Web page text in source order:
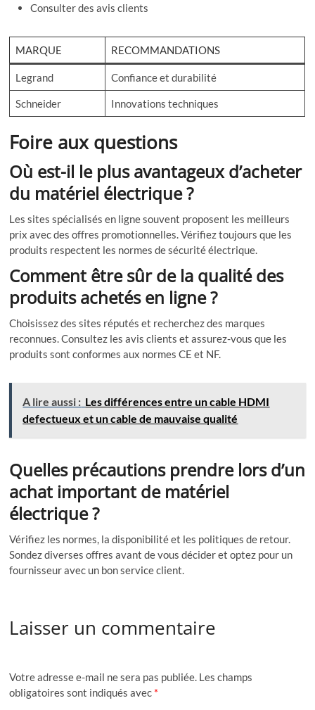
Consulter des avis clients
MARQUE RECOMMANDATIONS
Legrand Confiance et durabilité
Schneider Innovations techniques
Foire aux questions
Où est-il le plus avantageux d’acheter
du matériel électrique ?
Les sites spécialisés en ligne souvent proposent les meilleurs
prix avec des offres promotionnelles. Vérifiez toujours que les
produits respectent les normes de sécurité électrique.
Comment être sûr de la qualité des
produits achetés en ligne ?
Choisissez des sites réputés et recherchez des marques
reconnues. Consultez les avis clients et assurez-vous que les
produits sont conformes aux normes CE et NF.
A lire aussi : Les différences entre un cable HDMI
defectueux et un cable de mauvaise qualité
Quelles précautions prendre lors d’un
achat important de matériel
électrique ?
Vérifiez les normes, la disponibilité et les politiques de retour.
Sondez diverses offres avant de vous décider et optez pour un
fournisseur avec un bon service client.
Laisser un commentaire
Votre adresse e-mail ne sera pas publiée. Les champs
obligatoires sont indiqués avec *